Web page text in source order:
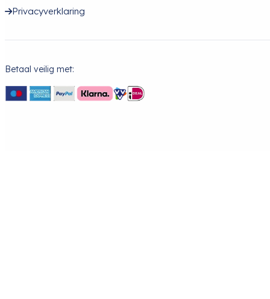
Privacyverklaring
Betaal veilig met: